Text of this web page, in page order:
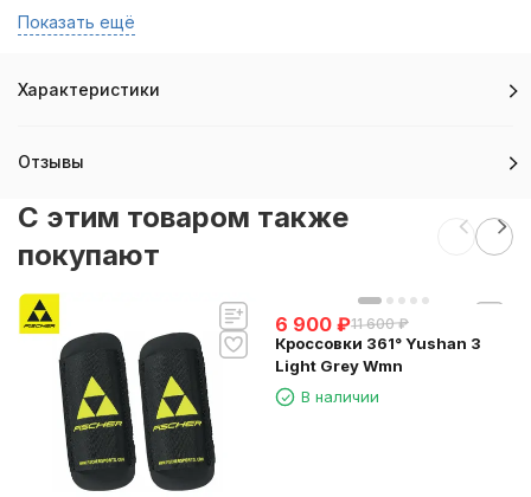
Вышитый логотип Mico, лёгкий вес.
Материальная композиция: 78% полиамид, 16% поламид-графен,
Сделано в Италии.
Показать ещё
Характеристики
Отзывы
C этим товаром также
покупают
6 900 ₽11 600 ₽
Кроссовки 361° Yushan 3
Light Grey Wmn
В наличии